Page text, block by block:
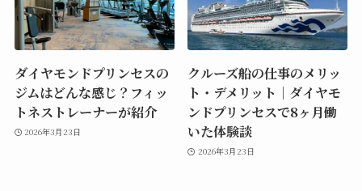
ダイヤモンドプリンセスの
ジムはどんな感じ？フィッ
トネストレーナーが紹介
2026年3月23日
クルーズ船の仕事のメリッ
ト・デメリット｜ダイヤモ
ンドプリンセスで8ヶ月働
いた体験談
2026年3月23日